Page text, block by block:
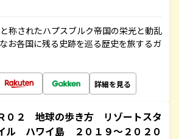
と称されたハプスブルク帝国の栄光と動乱
お各国に残る史跡を巡る歴史を旅するガ
詳細を見る
０２ 地球の歩き方 リゾートスタ
ル ハワイ島 ２０１９～２０２０